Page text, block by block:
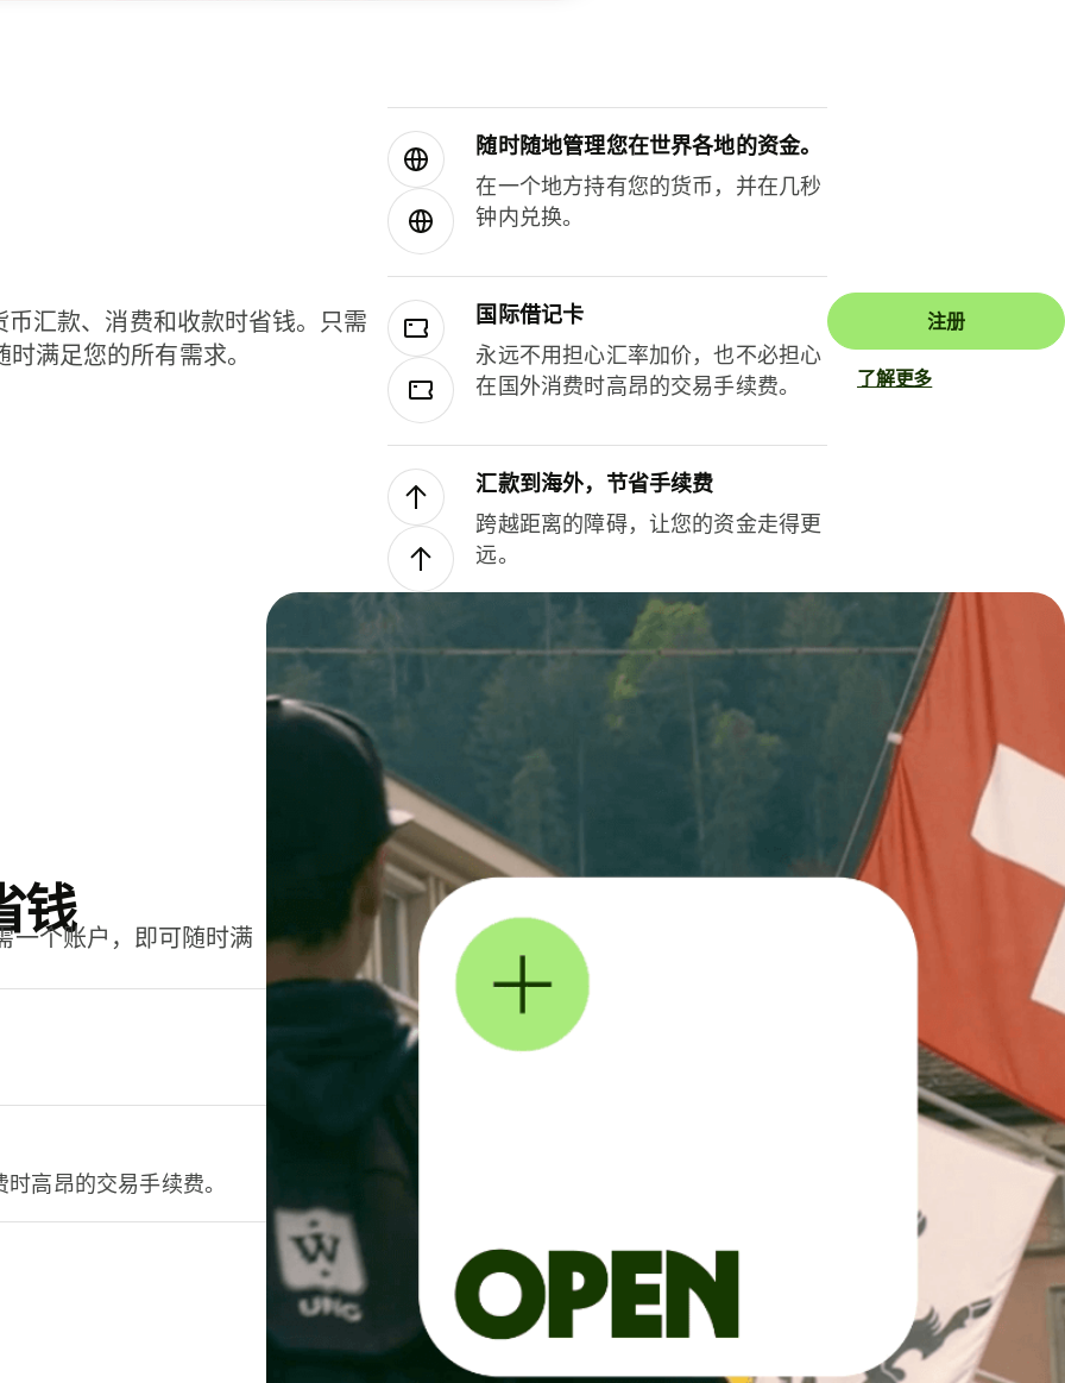
汇款、消费和收款时省钱。只需
满足您的所有需求。
随时随地管理您在世界各地的资金。
在一个地方持有您的货币，并在几秒
钟内兑换。
国际借记卡
永远不用担心汇率加价，也不必担心
在国外消费时高昂的交易手续费。
汇款到海外，节省手续费
跨越距离的障碍，让您的资金走得更
远。
注册
了解更多
钱
一个账户，即可随时满
高昂的交易手续费。